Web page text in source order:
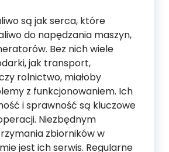
są jak serca, które
do napędzania maszyn,
Bez nich wiele
jak transport,
rolnictwo, miałoby
z funkcjonowaniem. Ich
i sprawność są kluczowe
Niezbędnym
zbiorników w
jest ich serwis. Regularne